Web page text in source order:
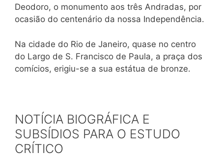
Deodoro, o monumento aos três Andradas, por
ocasião do centenário da nossa Independência.
Na cidade do Rio de Janeiro, quase no centro
do Largo de S. Francisco de Paula, a praça dos
comícios, erigiu-se a sua estátua de bronze.
NOTÍCIA BIOGRÁFICA E
SUBSÍDIOS PARA O ESTUDO
CRÍTICO